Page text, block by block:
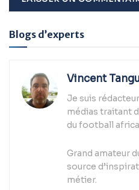
Alternative:
Blogs d’experts
Vincent
Je suis
médias traitant
du football
Grand amateur
source
métier.